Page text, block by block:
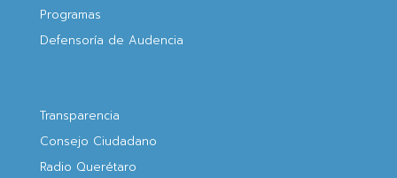
Programas
Defensoría de Audencia
Transparencia
Consejo Ciudadano
Radio Querétaro